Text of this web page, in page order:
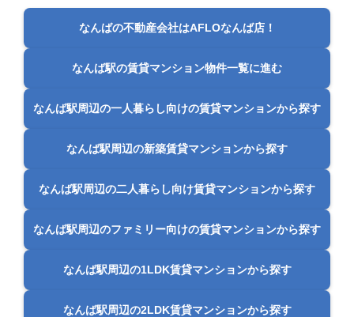
なんばの不動産会社はAFLOなんば店！
なんば駅の賃貸マンション物件一覧に進む
なんば駅周辺の一人暮らし向けの賃貸マンションから探す
なんば駅周辺の新築賃貸マンションから探す
なんば駅周辺の二人暮らし向け賃貸マンションから探す
なんば駅周辺のファミリー向けの賃貸マンションから探す
なんば駅周辺の1LDK賃貸マンションから探す
なんば駅周辺の2LDK賃貸マンションから探す